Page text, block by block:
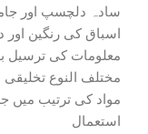
سادہ دلچسپ اور
اسباق کی رنگین اور
معلومات کی ترسیل
مختلف النوع
مواد کی ترتیب میں
استعمال